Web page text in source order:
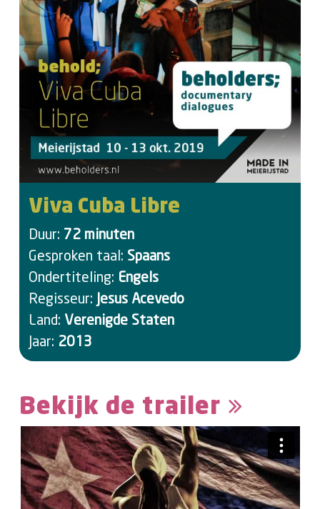
Viva Cuba Libre
Duur: 72 minuten
Gesproken taal: Spaans
Ondertiteling: Engels
Regisseur: Jesus Acevedo
Land: Verenigde Staten
Jaar: 2013
Bekijk de trailer